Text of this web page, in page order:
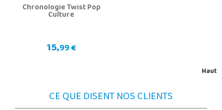
Chronologie Twist Pop
Culture
15,99 €
Haut
CE QUE DISENT NOS CLIENTS